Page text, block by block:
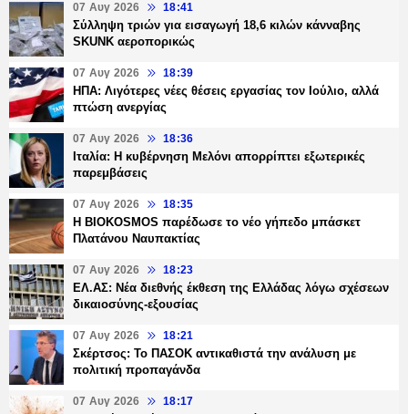
07 Αυγ 2026 18:41
Σύλληψη τριών για εισαγωγή 18,6 κιλών κάνναβης
SKUNK αεροπορικώς
07 Αυγ 2026 18:39
ΗΠΑ: Λιγότερες νέες θέσεις εργασίας τον Ιούλιο, αλλά
πτώση ανεργίας
07 Αυγ 2026 18:36
Ιταλία: Η κυβέρνηση Μελόνι απορρίπτει εξωτερικές
παρεμβάσεις
07 Αυγ 2026 18:35
Η BIOKOSMOS παρέδωσε το νέο γήπεδο μπάσκετ
Πλατάνου Ναυπακτίας
07 Αυγ 2026 18:23
ΕΛ.ΑΣ: Νέα διεθνής έκθεση της Ελλάδας λόγω σχέσεων
δικαιοσύνης-εξουσίας
07 Αυγ 2026 18:21
Σκέρτσος: Το ΠΑΣΟΚ αντικαθιστά την ανάλυση με
πολιτική προπαγάνδα
07 Αυγ 2026 18:17